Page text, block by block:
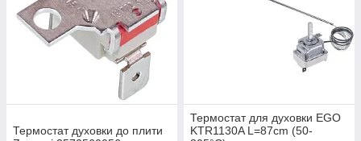
Термостат духовки до плити
Термостат для духовки EGO
KTR1130A L=87cm (50-